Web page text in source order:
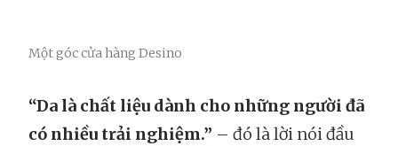
Một góc cửa hàng Desino
“Da là chất liệu dành cho những người đã
có nhiều trải nghiệm.” – đó là lời nói đầu